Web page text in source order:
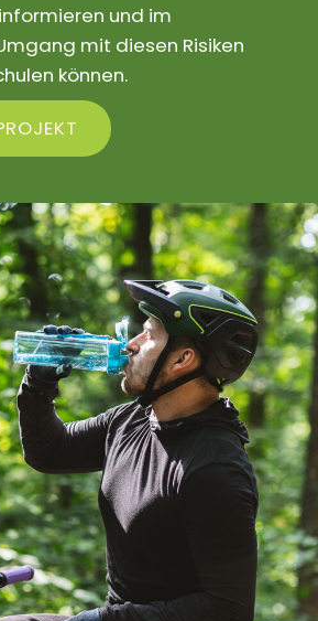
und im
mit diesen Risiken
können.